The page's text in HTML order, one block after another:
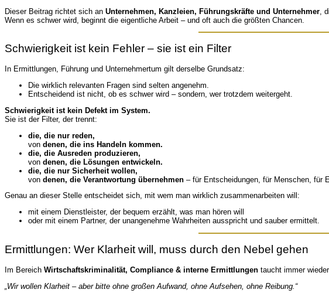
Dieser Beitrag richtet sich an Unternehmen, Kanzleien, Führungskräfte und Unternehmer ,
Wenn es schwer wird, beginnt die eigentliche Arbeit – und oft auch die größten Chancen.
Schwierigkeit ist kein Fehler – sie ist ein Filter
In Ermittlungen, Führung und Unternehmertum gilt derselbe Grundsatz:
Die wirklich relevanten Fragen sind selten angenehm.
Entscheidend ist nicht, ob es schwer wird – sondern, wer trotzdem weitergeht.
Schwierigkeit ist kein Defekt im System.
Sie ist der Filter, der trennt:
die, die nur reden,
von denen, die ins Handeln kommen.
die, die Ausreden produzieren,
von denen, die Lösungen entwickeln.
die, die nur Sicherheit wollen,
von denen, die Verantwortung übernehmen – für Entscheidungen, für Menschen, für
Genau an dieser Stelle entscheidet sich, mit wem man wirklich zusammenarbeiten will:
mit einem Dienstleister, der bequem erzählt, was man hören will
oder mit einem Partner, der unangenehme Wahrheiten ausspricht und sauber ermittelt.
Ermittlungen: Wer Klarheit will, muss durch den Nebel gehen
Im Bereich Wirtschaftskriminalität, Compliance & interne Ermittlungen taucht immer
„Wir wollen Klarheit – aber bitte ohne großen Aufwand, ohne Aufsehen, ohne Reibung.“